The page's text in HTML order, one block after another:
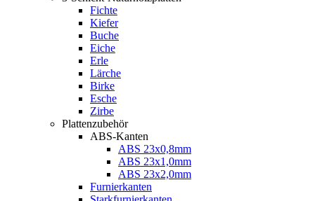
Fichte
Kiefer
Buche
Eiche
Erle
Lärche
Birke
Esche
Zirbe
Plattenzubehör
ABS-Kanten
ABS 23x0,8mm
ABS 23x1,0mm
ABS 23x2,0mm
Furnierkanten